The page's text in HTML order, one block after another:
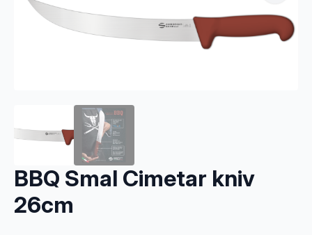
BBQ Smal Cimetar kniv
26cm